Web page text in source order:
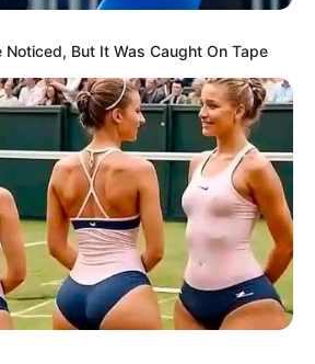
Noticed, But It Was Caught On Tape